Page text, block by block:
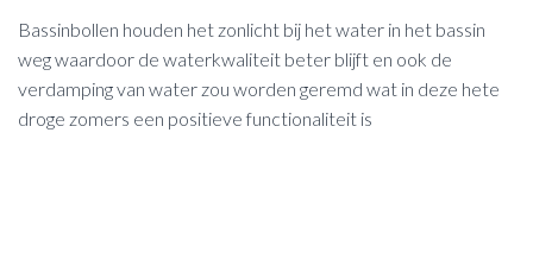
Bassinbollen houden het zonlicht bij het water in het bassin
weg waardoor de waterkwaliteit beter blijft en ook de
verdamping van water zou worden geremd wat in deze hete
droge zomers een positieve functionaliteit is